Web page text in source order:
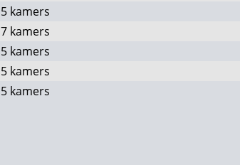
5 kamers
7 kamers
5 kamers
5 kamers
5 kamers